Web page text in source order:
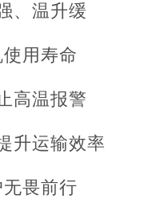
、温升缓
用寿命
高温报警
升运输效率
畏前行